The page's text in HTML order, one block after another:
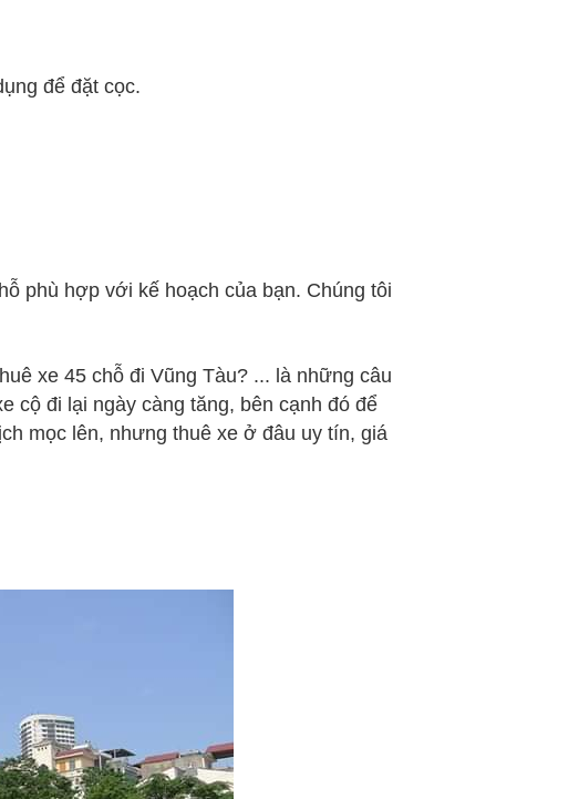
để đặt cọc.
phù hợp với kế hoạch của bạn. Chúng tôi
xe 45 chỗ đi Vũng Tàu? ... là những câu
cộ đi lại ngày càng tăng, bên cạnh đó để
mọc lên, nhưng thuê xe ở đâu uy tín, giá